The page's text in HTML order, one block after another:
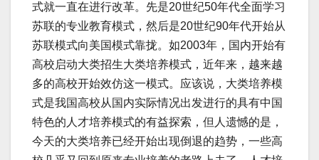
式就一直在进行改革。先是20世纪50年代全面学习
苏联的专业教育模式，然后是20世纪90年代开始从
苏联模式向美国模式靠拢。如2003年，国内开始有
高校启动大类招生大类培养模式，近年来，越来越
多的高校开始效仿这一模式。应该说，大类培养模
式是我国高校从国内实际情况出发进行的具有中国
特色的人才培养模式的有益探索，但人遗憾的是，
今天的大类培养已经开始出现倒退的趋势，一些高